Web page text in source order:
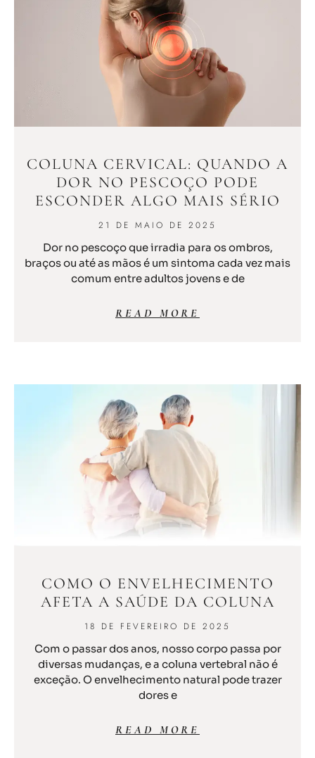
COLUNA CERVICAL: QUANDO A
DOR NO PESCOÇO PODE
ESCONDER ALGO MAIS SÉRIO
21 DE MAIO DE 2025
Dor no pescoço que irradia para os ombros,
braços ou até as mãos é um sintoma cada vez mais
comum entre adultos jovens e de
READ MORE
COMO O ENVELHECIMENTO
AFETA A SAÚDE DA COLUNA
18 DE FEVEREIRO DE 2025
Com o passar dos anos, nosso corpo passa por
diversas mudanças, e a coluna vertebral não é
exceção. O envelhecimento natural pode trazer
dores e
READ MORE